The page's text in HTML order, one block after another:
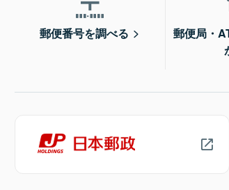
郵便番号を調べる
郵便局・